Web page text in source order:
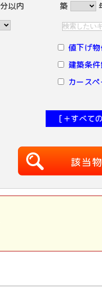
分以内 築
値下げ
建築条
カース
[＋すべて
該当